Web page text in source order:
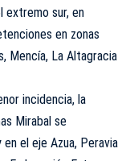
extremo sur, en
en zonas
Mencía, La Altagracia
incidencia, la
Mirabal se
el eje Azua, Peravia